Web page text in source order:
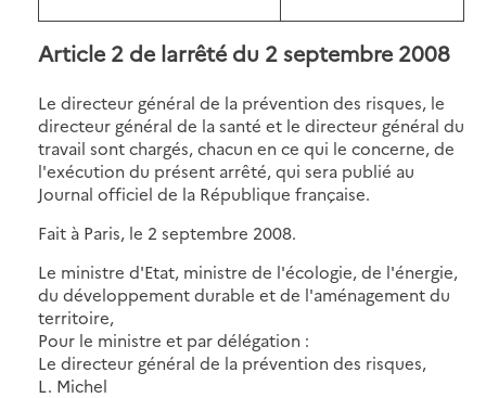
Article 2 de larrêté du 2 septembre 2008
Le directeur général de la prévention des risques, le
directeur général de la santé et le directeur général du
travail sont chargés, chacun en ce qui le concerne, de
l'exécution du présent arrêté, qui sera publié au
Journal officiel de la République française.
Fait à Paris, le 2 septembre 2008.
Le ministre d'Etat, ministre de l'écologie, de l'énergie,
du développement durable et de l'aménagement du
territoire,
Pour le ministre et par délégation :
Le directeur général de la prévention des risques,
L. Michel